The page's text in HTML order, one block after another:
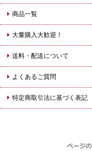
商品一覧
大量購入大歓迎！
送料・配送について
よくあるご質問
特定商取引法に基づく表記